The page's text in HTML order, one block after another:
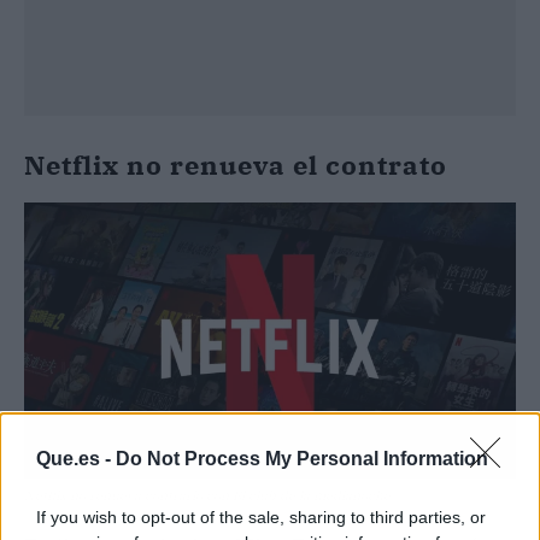
Que.es - Do Not Process My Personal Information
If you wish to opt-out of the sale, sharing to third parties, or
Netflix no renueva el contrato